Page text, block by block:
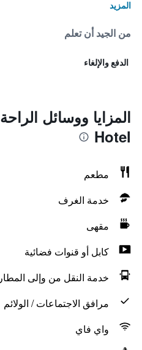
المزيد
من الجيد أن تعلم
الدفع والإلغاء
Hotel
مطعم
خدمة الغرف
مقهى
كابل أو قنوات فضائية
خدمة النقل من وإلى المطار
مرافق الاجتماعات / الولائم
واي فاي